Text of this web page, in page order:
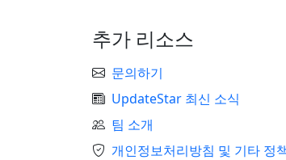
추가 리소스
문의하기
UpdateStar 최신 소식
팀 소개
개인정보처리방침 및 기타 정